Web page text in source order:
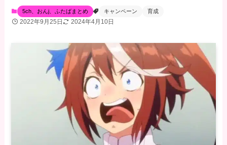
5ch、おんj、ふたばまとめ キャンペーン 育成
2022年9月25日 2024年4月10日